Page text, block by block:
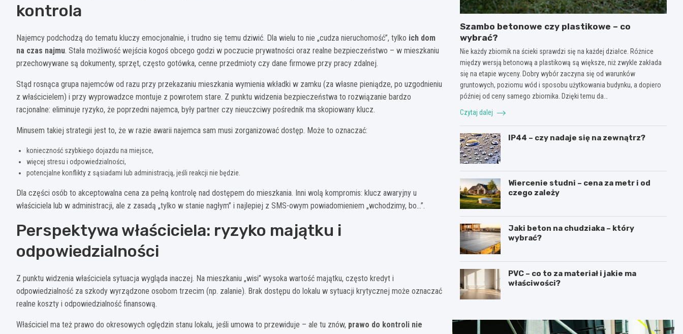
kontrola
Najemcy podchodzą do tematu kluczy emocjonalnie, i trudno się temu dziwić. Dla wielu to nie „cudza nieruchomość”, tylko ich dom
na czas najmu. Stała możliwość wejścia kogoś obcego godzi w poczucie prywatności oraz realne bezpieczeństwo – w mieszkaniu
przechowywane są dokumenty, sprzęt, często gotówka, cenne przedmioty czy dane firmowe przy pracy zdalnej.
Stąd rosnąca grupa najemców od razu przy przekazaniu mieszkania wymienia wkładki w zamku (za własne pieniądze, po uzgodnieniu
z właścicielem) i przy wyprowadzce montuje z powrotem stare. Z punktu widzenia bezpieczeństwa to rozwiązanie bardzo
racjonalne: eliminuje ryzyko, że poprzedni najemca, były partner czy nieuczciwy pośrednik ma skopiowany klucz.
Minusem takiej strategii jest to, że w razie awarii najemca sam musi zorganizować dostęp. Może to oznaczać:
konieczność szybkiego dojazdu na miejsce,
więcej stresu i odpowiedzialności,
potencjalne konflikty z sąsiadami lub administracją, jeśli reakcji nie będzie.
Dla części osób to akceptowalna cena za pełną kontrolę nad dostępem do mieszkania. Inni wolą kompromis: klucz awaryjny u
właściciela lub w administracji, ale z zasadą „tylko w stanie nagłym” i najlepiej z SMS-owym powiadomieniem „wchodzimy, bo…”.
Perspektywa właściciela: ryzyko majątku i
odpowiedzialności
Z punktu widzenia właściciela sytuacja wygląda inaczej. Na mieszkaniu „wisi” wysoka wartość majątku, często kredyt i
odpowiedzialność za szkody wyrządzone osobom trzecim (np. zalanie). Brak dostępu do lokalu w sytuacji krytycznej może oznaczać
realne koszty i odpowiedzialność finansową.
Właściciel ma też prawo do okresowych oględzin stanu lokalu, jeśli umowa to przewiduje – ale tu znów, prawo do kontroli nie
Szambo betonowe czy plastikowe – co
wybrać?
Nie każdy zbiornik na ścieki sprawdzi się na każdej działce. Różnice
między wersją betonową a plastikową są większe, niż zwykle zakłada
się na etapie wyceny. Dobry wybór zaczyna się od warunków
gruntowych, poziomu wód i sposobu użytkowania budynku, a dopiero
później od ceny samego zbiornika. Dzięki temu da…
Czytaj dalej
IP44 – czy nadaje się na zewnątrz?
Wiercenie studni – cena za metr i od
czego zależy
Jaki beton na chudziaka – który
wybrać?
PVC – co to za materiał i jakie ma
właściwości?